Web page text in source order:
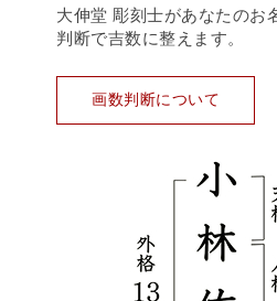
大伸堂 彫刻士があなたのお
判断で吉数に整えます。
画数判断について